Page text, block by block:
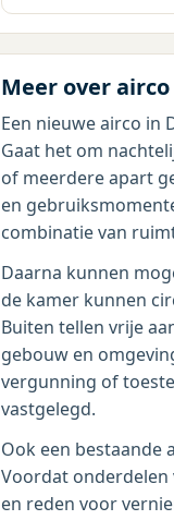
Meer over
Een nieuwe airco in
Gaat het om
of meerdere apart
en
combinatie van
Daarna kunnen
de kamer kunnen
Buiten tellen vrije
gebouw en
vergunning of
vastgelegd.
Ook een bestaande
Voordat onderdelen
en reden voor